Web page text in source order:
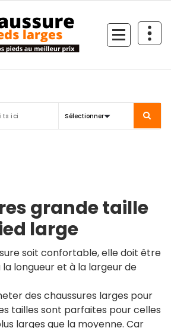
grande taille
large
soit confortable, elle doit être
longueur et à la largeur de
des chaussures larges pour
tailles sont parfaites pour celles
larges que la moyenne. Car